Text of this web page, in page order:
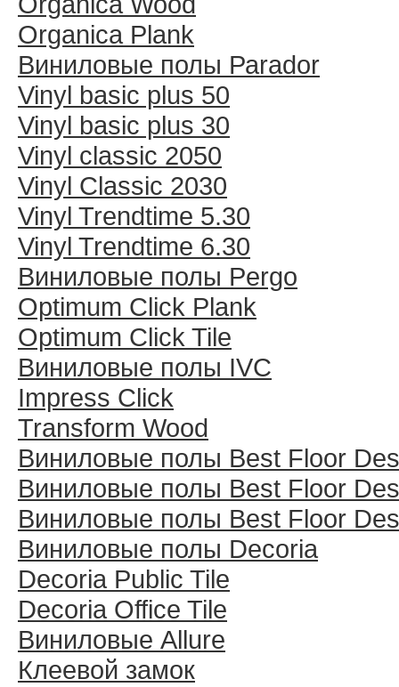
Organica Plank
Виниловые полы Раrador
Vinyl basic plus 50
Vinyl basic plus 30
Vinyl classic 2050
Vinyl Classic 2030
Vinyl Trendtime 5.30
Vinyl Trendtime 6.30
Виниловые полы Pergo
Optimum Click Plank
Optimum Click Tile
Виниловые полы IVC
Impress Click
Transform Wood
Виниловые полы Best Floor
Виниловые полы Best Floor
Виниловые полы Best Floor
Виниловые полы Decoria
Decoria Public Tile
Decoria Office Tile
Виниловые Allure
Клеевой замок